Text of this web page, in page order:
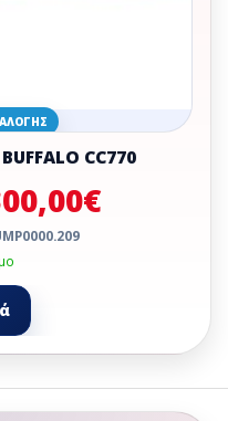
CC770